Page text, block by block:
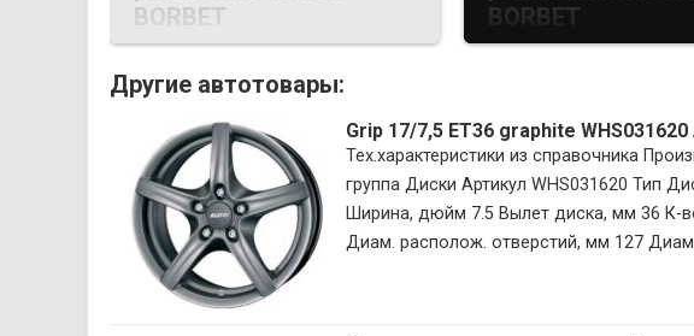
BORBET
BORBET
Другие автотовары:
Grip 17/7,5 ET36 graphite WHS031620
Тех.характеристики из справочника
группа Диски Артикул WHS031620 Тип
Ширина, дюйм 7.5 Вылет диска, мм 36 К-
Диам. располож. отверстий, мм 127